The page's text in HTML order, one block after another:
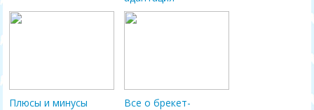
Плюсы и минусы
Все о брекет-